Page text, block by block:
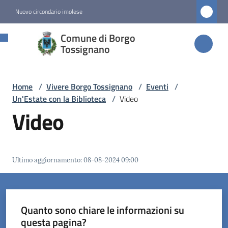
Nuovo circondario imolese
Comune di Borgo
Tossignano
Comune di
Borgo
Servizi
Vivere
Borgo
Tossignano
Home / Vivere Borgo Tossignano / Eventi /
Un'Estate con la Biblioteca / Video
Video
Ultimo aggiornamento:08-08-2024 09:00
Quanto sono chiare le informazioni su
questa pagina?